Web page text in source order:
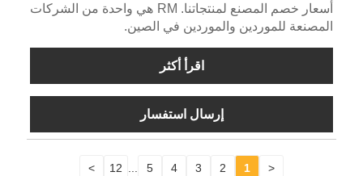
أسعار خصم المصنع لمنتجاتنا. RM هي واحدة من الشركات
المصنعة للموردين والموردين في الصين.
اقرأ أكثر
إرسال استفسار
<
1
2
3
4
5
...
12
>